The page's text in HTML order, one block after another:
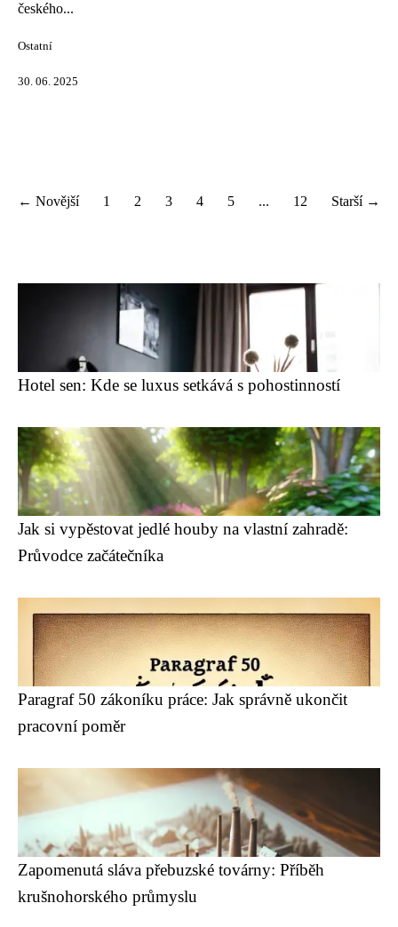
českého...
Ostatní
30. 06. 2025
← Novější 1 2 3 4 5 ... 12 Starší →
Hotel sen: Kde se luxus setkává s pohostinností
Jak si vypěstovat jedlé houby na vlastní zahradě:
Průvodce začátečníka
Paragraf 50 zákoníku práce: Jak správně ukončit
pracovní poměr
Zapomenutá sláva přebuzské továrny: Příběh
krušnohorského průmyslu